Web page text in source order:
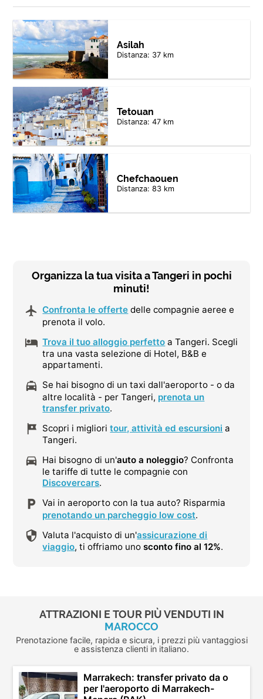
Asilah
Distanza: 37 km
Tetouan
Distanza: 47 km
Chefchaouen
Distanza: 83 km
Organizza la tua visita a Tangeri in pochi
minuti!
Confronta le offerte delle compagnie aeree e
prenota il volo.
Trova il tuo alloggio perfetto a Tangeri. Scegli
tra una vasta selezione di Hotel, B&B e
appartamenti.
Se hai bisogno di un taxi dall'aeroporto - o da
altre località - per Tangeri, prenota un
transfer privato.
Scopri i miglioritour, attività ed escursioni a
Tangeri.
Hai bisogno di un'auto a noleggio? Confronta
le tariffe di tutte le compagnie con
Discovercars.
Vai in aeroporto con la tua auto? Risparmia
prenotando un parcheggio low cost.
Valuta l'acquisto di un'assicurazione di
viaggio, ti offriamo unosconto fino al 12%.
ATTRAZIONI E TOUR PIÙ VENDUTI IN
MAROCCO
Prenotazione facile, rapida e sicura, i prezzi più vantaggiosi
e assistenza clienti in italiano.
Marrakech: transfer privato da o
per l'aeroporto di Marrakech-